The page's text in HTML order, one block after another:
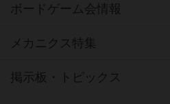
ボードゲーム会情報
メカニクス特集
掲示板・トピックス